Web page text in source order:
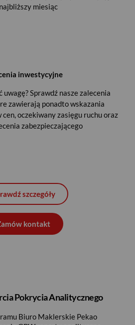
miesiąc
inwestycyjne
Sprawdź nasze zalecenia
zawierają ponadto wskazania
oczekiwany zasięgu ruchu oraz
zabezpieczającego
szczegóły
kontakt
Pokrycia Analitycznego
Biuro Maklerskie Pekao